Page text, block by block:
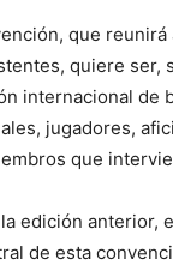
que
quiere ser,
internacional de
jugadores,
que
edición anterior,
de esta